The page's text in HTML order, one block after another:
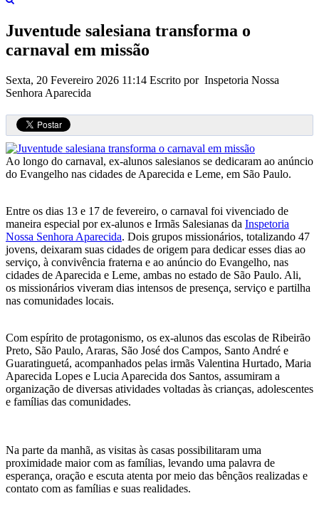
Juventude salesiana transforma o
carnaval em missão
Sexta, 20 Fevereiro 2026 11:14 Escrito por Inspetoria Nossa
Senhora Aparecida
Ao longo do carnaval, ex-alunos salesianos se dedicaram ao anúncio
do Evangelho nas cidades de Aparecida e Leme, em São Paulo.
Entre os dias 13 e 17 de fevereiro, o carnaval foi vivenciado de
maneira especial por ex-alunos e Irmãs Salesianas da Inspetoria
Nossa Senhora Aparecida. Dois grupos missionários, totalizando 47
jovens, deixaram suas cidades de origem para dedicar esses dias ao
serviço, à convivência fraterna e ao anúncio do Evangelho, nas
cidades de Aparecida e Leme, ambas no estado de São Paulo. Ali,
os missionários viveram dias intensos de presença, serviço e partilha
nas comunidades locais.
Com espírito de protagonismo, os ex-alunos das escolas de Ribeirão
Preto, São Paulo, Araras, São José dos Campos, Santo André e
Guaratinguetá, acompanhados pelas irmãs Valentina Hurtado, Maria
Aparecida Lopes e Lucia Aparecida dos Santos, assumiram a
organização de diversas atividades voltadas às crianças, adolescentes
e famílias das comunidades.
Na parte da manhã, as visitas às casas possibilitaram uma
proximidade maior com as famílias, levando uma palavra de
esperança, oração e escuta atenta por meio das bênçãos realizadas e
contato com as famílias e suas realidades.